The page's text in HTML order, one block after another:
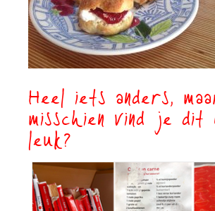
Heel iets anders,
misschien vind je dit
leuk?